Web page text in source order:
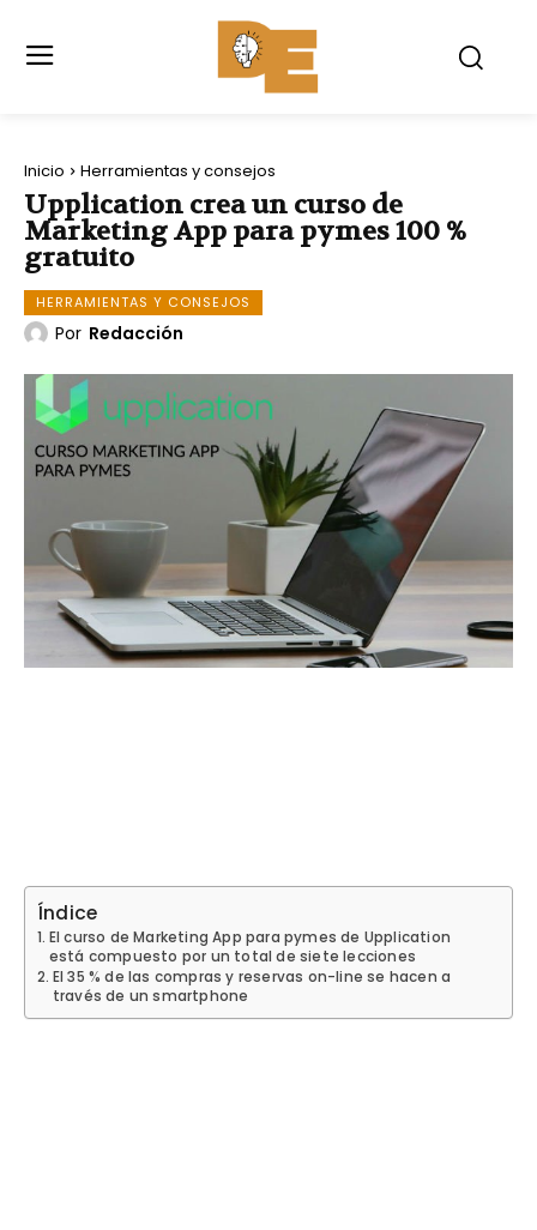
Inicio Herramientas y consejos
Upplication crea un curso de
Marketing App para pymes 100 %
gratuito
HERRAMIENTAS Y CONSEJOS
Por Redacción
Índice
El curso de Marketing App para pymes de Upplication
está compuesto por un total de siete lecciones
El 35 % de las compras y reservas on-line se hacen a
través de un smartphone